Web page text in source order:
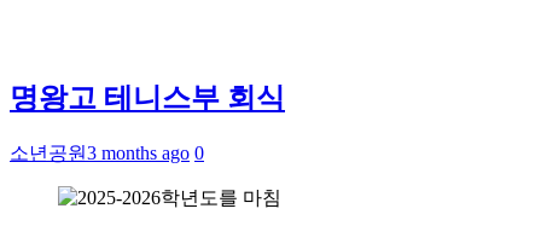
명왕고 테니스부 회식
소년공원3 months ago 0